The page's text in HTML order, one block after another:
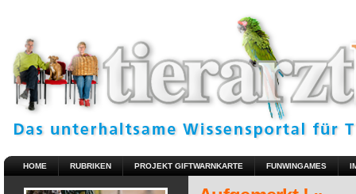
HOME RUBRIKEN PROJEKT GIFTWARNKARTE FUNWINGAMES